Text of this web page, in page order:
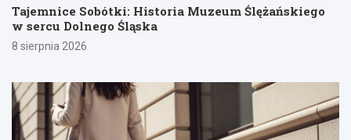
Tajemnice Sobótki: Historia Muzeum Ślężańskiego
w sercu Dolnego Śląska
8 sierpnia 2026